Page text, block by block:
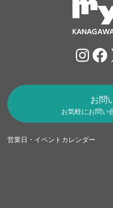
お問
お気軽にお問い
営業日・イベントカレンダー